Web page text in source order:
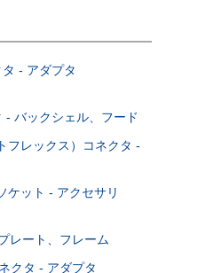
- アダプタ
- バックシェル、フード
フレックス）コネクタ -
ケット - アクセサリ
レート、フレーム
クタ - アダプタ